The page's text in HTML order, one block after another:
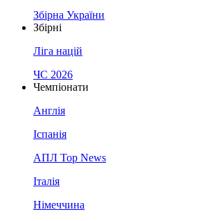
Збірна України
Збірні
Ліга націй
ЧС 2026
Чемпіонати
Англія
Іспанія
АПЛ Top News
Італія
Німеччина